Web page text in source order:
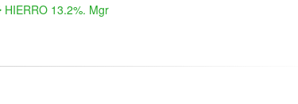
HIERRO 13.2%. Mgr